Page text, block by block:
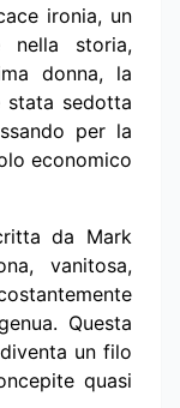
ironia, un
nella storia,
donna, la
stata sedotta
per la
economico
da Mark
vanitosa,
Questa
un filo
quasi